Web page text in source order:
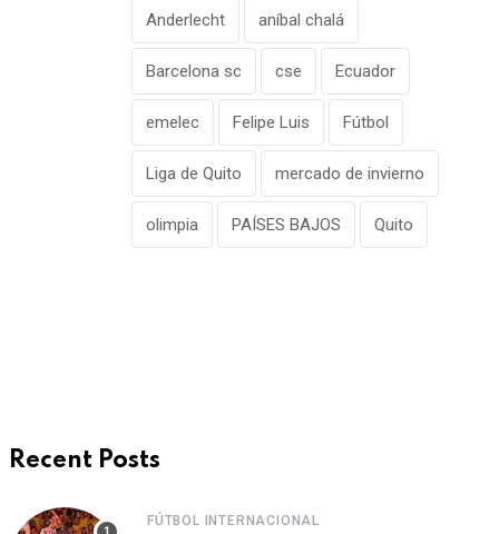
Anderlecht aníbal chalá
Barcelona sc cse Ecuador
emelec Felipe Luis Fútbol
Liga de Quito mercado de invierno
olimpia PAÍSES BAJOS Quito
Recent Posts
FÚTBOL INTERNACIONAL